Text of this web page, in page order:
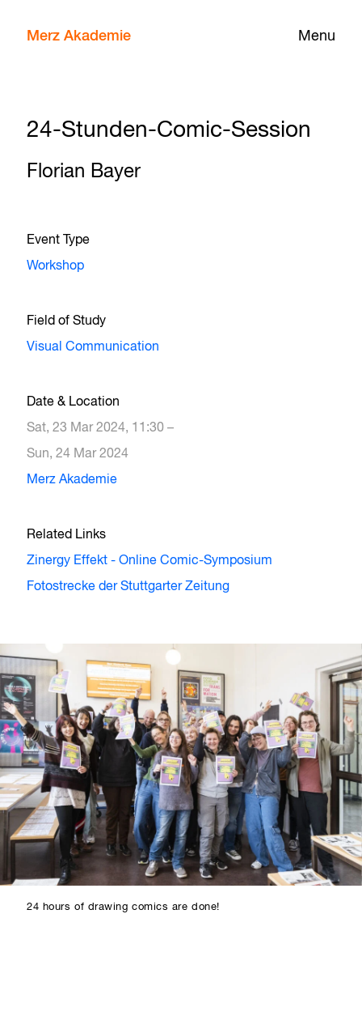
Menu
Merz Akademie
24-Stunden-Comic-Session
Florian Bayer
Event Type
Workshop
Field of Study
Visual Communication
Date & Location
Sat, 23 Mar 2024, 11:30 –
Sun, 24 Mar 2024
Merz Akademie
Related Links
Zinergy Effekt - Online Comic-Symposium
Fotostrecke der Stuttgarter Zeitung
24 hours of drawing comics are done!